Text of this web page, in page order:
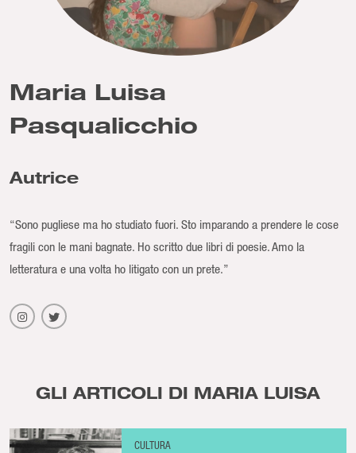
Maria Luisa
Pasqualicchio
Autrice
“Sono pugliese ma ho studiato fuori. Sto imparando a prendere le cose
fragili con le mani bagnate. Ho scritto due libri di poesie. Amo la
letteratura e una volta ho litigato con un prete.”
GLI ARTICOLI DI MARIA LUISA
CULTURA